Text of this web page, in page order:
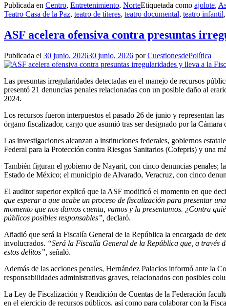
Publicada en Centro, Entretenimiento, NorteEtiquetada como ajolote,
Teatro Casa de la Paz, teatro de títeres, teatro documental, teatro infantil,
ASF acelera ofensiva contra presuntas
Publicada el 30 junio, 202630 junio, 2026 porCuestionesdePolítica
Las presuntas irregularidades detectadas en el manejo de recursos
presentó 21 denuncias penales relacionadas con un posible daño al
2024.
Los recursos fueron interpuestos el pasado 26 de junio y representan
órgano fiscalizador, cargo que asumió tras ser designado por la
Las investigaciones alcanzan a instituciones federales, gobiernos
Federal para la Protección contra Riesgos Sanitarios (Cofepris) y una
También figuran el gobierno de Nayarit, con cinco denuncias penales;
Estado de México; el municipio de Alvarado, Veracruz, con cinco
El auditor superior explicó que la ASF modificó el momento en que
que esperar a que acabe un proceso de fiscalización para presentar
momento que nos damos cuenta, vamos y la presentamos. ¿Contra
públicos posibles responsables”, declaró.
Añadió que será la Fiscalía General de la República la encargada de
involucrados. “Será la Fiscalía General de la República que, a través
estos delitos”, señaló.
Además de las acciones penales, Hernández Palacios informó ante la
responsabilidades administrativas graves, relacionados con posibles
La Ley de Fiscalización y Rendición de Cuentas de la Federación
en el ejercicio de recursos públicos, así como para colaborar con la